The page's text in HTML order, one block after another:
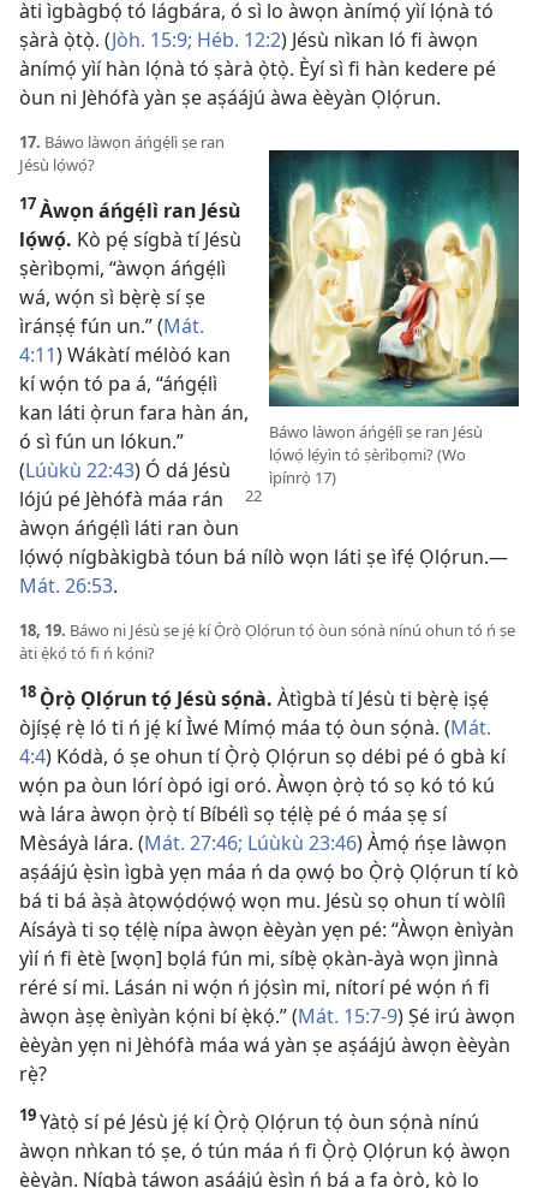
àti ìgbàgbọ́ tó lágbára, ó sì lo àwọn ànímọ́ yìí lọ́nà tó
ṣàrà ọ̀tọ̀. (Jòh. 15:9; Héb. 12:2) Jésù nìkan ló fi àwọn
ànímọ́ yìí hàn lọ́nà tó ṣàrà ọ̀tọ̀. Èyí sì fi hàn kedere pé
òun ni Jèhófà yàn ṣe aṣáájú àwa èèyàn Ọlọ́run.
Báwo làwọn áńgẹ́lì ṣe ran Jésù
lọ́wọ́ lẹ́yìn tó ṣèrìbọmi? (Wo
ìpínrọ̀ 17)
17. Báwo làwọn áńgẹ́lì ṣe ran
Jésù lọ́wọ́?
17Àwọn áńgẹ́lì ran Jésù
lọ́wọ́. Kò pẹ́ sígbà tí Jésù
ṣèrìbọmi, “àwọn áńgẹ́lì
wá, wọ́n sì bẹ̀rẹ̀ sí ṣe
ìránṣẹ́ fún un.” (Mát.
4:11) Wákàtí mélòó kan
kí wọ́n tó pa á, “áńgẹ́lì
kan láti ọ̀run fara hàn án,
ó sì fún un lókun.”
(Lúùkù 22:43) Ó dá Jésù
lójú pé Jèhófà máa rán
àwọn áńgẹ́lì láti ran òun
lọ́wọ́ nígbàkigbà tóun bá nílò wọn láti ṣe ìfẹ́ Ọlọ́run.​—
Mát. 26:53.
18, 19. Báwo ni Jésù ṣe jẹ́ kí Ọ̀rọ̀ Ọlọ́run tọ́ òun sọ́nà nínú ohun tó ń ṣe
àti ẹ̀kọ́ tó fi ń kọ́ni?
18 Ọ̀rọ̀ Ọlọ́run tọ́ Jésù sọ́nà. Àtìgbà tí Jésù ti bẹ̀rẹ̀ iṣẹ́
òjíṣẹ́ rẹ̀ ló ti ń jẹ́ kí Ìwé Mímọ́ máa tọ́ òun sọ́nà. (Mát.
4:4) Kódà, ó ṣe ohun tí Ọ̀rọ̀ Ọlọ́run sọ débi pé ó gbà kí
wọ́n pa òun lórí òpó igi oró. Àwọn ọ̀rọ̀ tó sọ kó tó kú
wà lára àwọn ọ̀rọ̀ tí Bíbélì sọ tẹ́lẹ̀ pé ó máa ṣẹ sí
Mèsáyà lára. (Mát. 27:46; Lúùkù 23:46) Àmọ́ ńṣe làwọn
aṣáájú ẹ̀sìn ìgbà yẹn máa ń da ọwọ́ bo Ọ̀rọ̀ Ọlọ́run tí kò
bá ti bá àṣà àtọwọ́dọ́wọ́ wọn mu. Jésù sọ ohun tí wòlíì
Aísáyà ti sọ tẹ́lẹ̀ nípa àwọn èèyàn yẹn pé: “Àwọn ènìyàn
yìí ń fi ètè [wọn] bọlá fún mi, síbẹ̀ ọkàn-àyà wọn jìnnà
réré sí mi. Lásán ni wọ́n ń jọ́sìn mi, nítorí pé wọ́n ń fi
àwọn àṣẹ ènìyàn kọ́ni bí ẹ̀kọ́.” (Mát. 15:​7-9) Ṣé irú àwọn
èèyàn yẹn ni Jèhófà máa wá yàn ṣe aṣáájú àwọn èèyàn
rẹ̀?
19Yàtọ̀ sí pé Jésù jẹ́ kí Ọ̀rọ̀ Ọlọ́run tọ́ òun sọ́nà nínú
àwọn nǹkan tó ṣe, ó tún máa ń fi Ọ̀rọ̀ Ọlọ́run kọ́ àwọn
èèyàn. Nígbà táwọn aṣáájú ẹ̀sìn ń bá a fa ọ̀rọ̀, kò lo